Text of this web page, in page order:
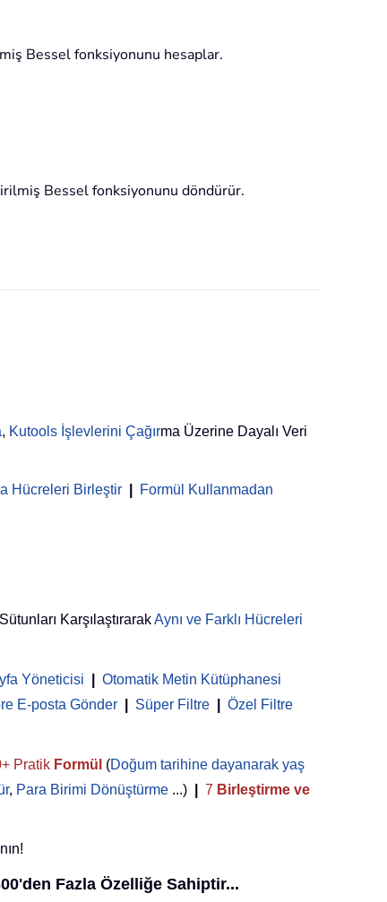
Bessel fonksiyonunu hesaplar.
Bessel fonksiyonunu döndürür.
, Kutools İşlevlerini Çağırma Üzerine Dayalı Veri
Hücreleri Birleştir
Formül Kullanmadan
Sütunları KarşılaştırarakAynı ve Farklı Hücreleri
Yöneticisi
Otomatik Metin Kütüphanesi
E-posta Gönder Süper Filtre
Özel Filtre
Pratik Formül (Doğum tarihine dayanarak yaş
, Para Birimi Dönüştürme ...) 7 Birleştirme ve
Fazla Özelliğe Sahiptir...